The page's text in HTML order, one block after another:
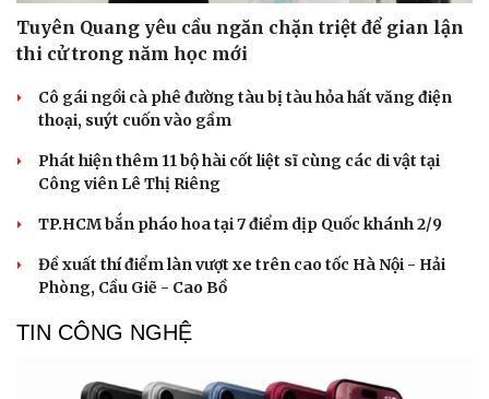
Tuyên Quang yêu cầu ngăn chặn triệt để gian lận
thi cử trong năm học mới
Cô gái ngồi cà phê đường tàu bị tàu hỏa hất văng điện
thoại, suýt cuốn vào gầm
Phát hiện thêm 11 bộ hài cốt liệt sĩ cùng các di vật tại
Công viên Lê Thị Riêng
TP.HCM bắn pháo hoa tại 7 điểm dịp Quốc khánh 2/9
Đề xuất thí điểm làn vượt xe trên cao tốc Hà Nội - Hải
Phòng, Cầu Giẽ - Cao Bồ
TIN CÔNG NGHỆ